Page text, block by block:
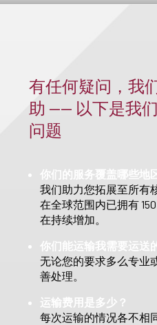
有任何疑问，我
助 —— 以下是我
问题
你们的服务覆盖哪些地
我们助力您拓展至所有
在全球范围内已拥有
在持续增加。
你们能运输我需要运送
无论您的要求多么专业
善处理。
运输费用是多少？
每次运输的情况各不相